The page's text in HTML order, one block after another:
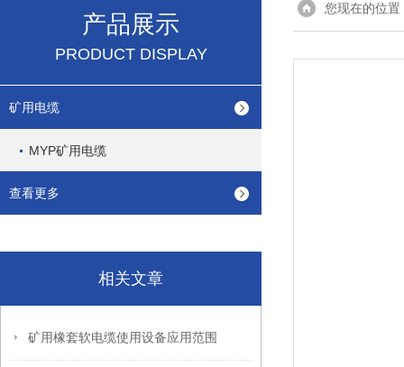
产品展示
PRODUCT DISPLAY
矿用电缆
MYP矿用电缆
查看更多
相关文章
矿用橡套软电缆使用设备应用范围
您现在的位置